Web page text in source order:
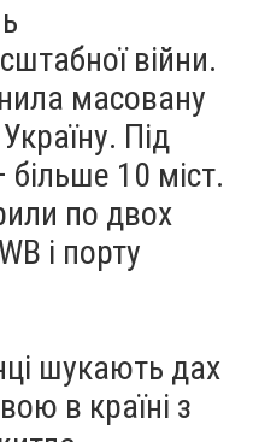
війни.
масовану
Під
10 міст.
по двох
і порту
шукають дах
в країні з